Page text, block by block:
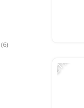
(6)
-21%